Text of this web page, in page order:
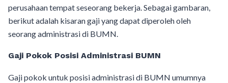
perusahaan tempat seseorang bekerja. Sebagai gambaran,
berikut adalah kisaran gaji yang dapat diperoleh oleh
seorang administrasi di BUMN.
Gaji Pokok Posisi Administrasi BUMN
Gaji pokok untuk posisi administrasi di BUMN umumnya